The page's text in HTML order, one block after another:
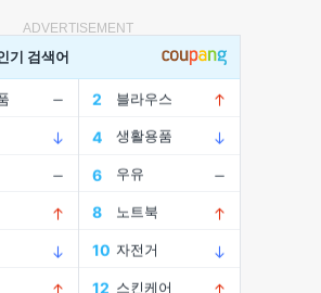
ADVERTISEMENT